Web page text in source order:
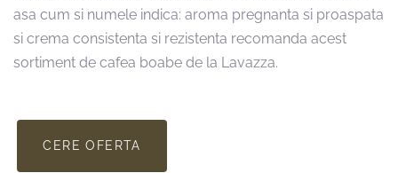
asa cum si numele indica: aroma pregnanta si proaspata
si crema consistenta si rezistenta recomanda acest
sortiment de cafea boabe de la Lavazza.
CERE OFERTA